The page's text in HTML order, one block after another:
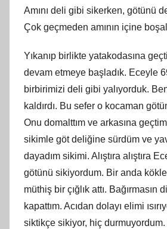
Amını deli gibi sikerken, götünü
Çok geçmeden amının içine
Yıkanıp birlikte yatakodasına
devam etmeye başladık. Eceyle
birbirimizi deli gibi yalıyorduk.
kaldırdı. Bu sefer o kocaman
Onu domalttım ve arkasına
sikimle göt deliğine sürdüm ve
dayadım sikimi. Alıştıra alıştıra
götünü sikiyordum. Bir anda
müthiş bir çığlık attı. Bağırmasın
kapattım. Acıdan dolayı elimi
siktikçe sikiyor, hiç durmuyordum.